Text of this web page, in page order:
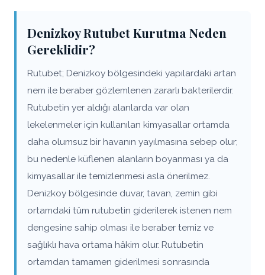
Denizkoy Rutubet Kurutma Neden
Gereklidir?
Rutubet; Denizkoy bölgesindeki yapılardaki artan
nem ile beraber gözlemlenen zararlı bakterilerdir.
Rutubetin yer aldığı alanlarda var olan
lekelenmeler için kullanılan kimyasallar ortamda
daha olumsuz bir havanın yayılmasına sebep olur;
bu nedenle küflenen alanların boyanması ya da
kimyasallar ile temizlenmesi asla önerilmez.
Denizkoy bölgesinde duvar, tavan, zemin gibi
ortamdaki tüm rutubetin giderilerek istenen nem
dengesine sahip olması ile beraber temiz ve
sağlıklı hava ortama hâkim olur. Rutubetin
ortamdan tamamen giderilmesi sonrasında